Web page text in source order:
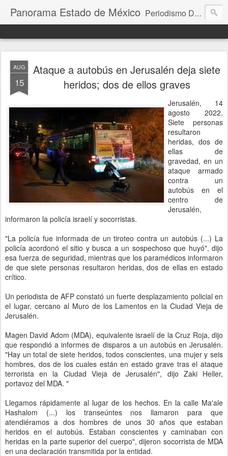
Panorama Estado de México Periodismo Digital
AUG
15
Ataque a autobús en Jerusalén deja siete
heridos; dos de ellos graves
Jerusalén, 14
agosto 2022.
Siete personas
resultaron
heridas, dos de
ellas de
gravedad, en un
ataque armado
contra un
autobús en el
centro de
Jerusalén,
informaron la policía israelí y socorristas.
"La policía fue informada de un tiroteo contra un autobús (...) La
policía acordonó el sitio y busca a un sospechoso que huyó", dijo
esa fuerza de seguridad, mientras que los paramédicos informaron
de que siete personas resultaron heridas, dos de ellas en estado
crítico.
Un periodista de AFP constató un fuerte desplazamiento policial en
el lugar, cercano al Muro de los Lamentos en la Ciudad Vieja de
Jerusalén.
Magen David Adom (MDA), equivalente israelí de la Cruz Roja, dijo
que respondió a informes de disparos a un autobús en Jerusalén.
"Hay un total de siete heridos, todos conscientes, una mujer y seis
hombres, dos de los cuales están en estado grave tras el ataque
terrorista en la Ciudad Vieja de Jerusalén", dijo Zaki Heller,
portavoz del MDA. "
Llegamos rápidamente al lugar de los hechos. En la calle Ma'ale
Hashalom (...) los transeúntes nos llamaron para que
atendiéramos a dos hombres de unos 30 años que estaban
heridos en el autobús. Estaban conscientes y caminaban con
heridas en la parte superior del cuerpo", dijeron socorrista de MDA
en una declaración transmitida por la entidad.